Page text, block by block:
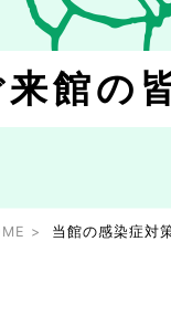
来館
当館の感染症対